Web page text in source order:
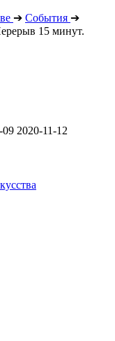
➔ События ➔
15 минут.
09 2020-11-12